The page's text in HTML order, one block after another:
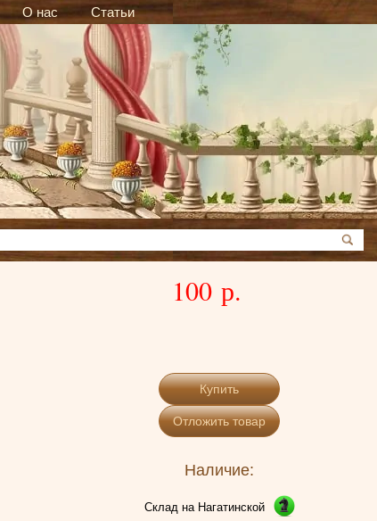
О нас Статьи
100 р.
Купить
Отложить товар
Наличие:
Склад на Нагатинской